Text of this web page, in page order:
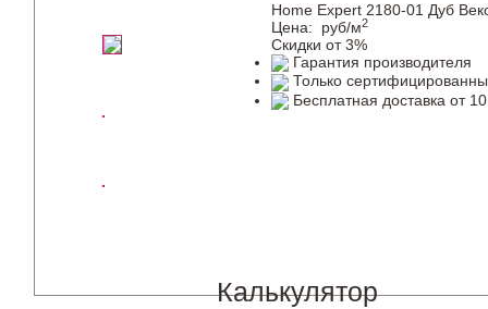
Home Expert 2180-01 Дуб
Цена:
руб/м2
Скидки от 3%
Гарантия производителя
Только
Бесплатная доставка от
Калькулятор